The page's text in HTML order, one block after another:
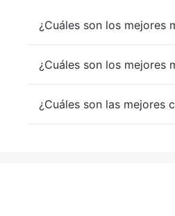
¿Cuáles son los mejores
¿Cuáles son los mejores
¿Cuáles son las mejores